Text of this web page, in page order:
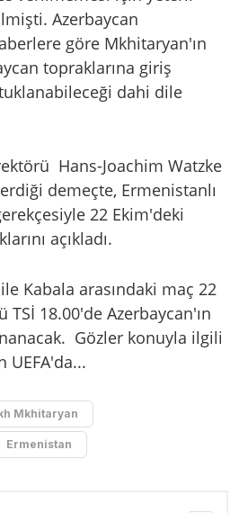
Azerbaycan
göre Mkhitaryan'ın
topraklarına giriş
dahi dile
Hans-Joachim Watzke
demeçte, Ermenistanlı
22 Ekim'deki
açıkladı.
Kabala arasındaki maç 22
TSİ 18.00'de Azerbaycan'ın
Gözler konuyla ilgili
UEFA'da...
Mkhitaryan
Ermenistan